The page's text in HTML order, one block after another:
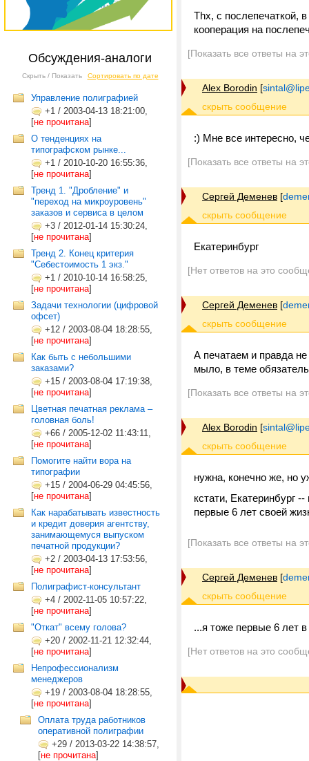
Обсуждения-аналоги
Скрыть / Показать Сортировать по дате
Управление полиграфией
+1 / 2003-04-13 18:21:00,
[не прочитана]
О тенденциях на
типографском рынке...
+1 / 2010-10-20 16:55:36,
[не прочитана]
Тренд 1. "Дробление" и
"переход на микроуровень"
заказов и сервиса в целом
+3 / 2012-01-14 15:30:24,
[не прочитана]
Тренд 2. Конец критерия
"Себестоимость 1 экз."
+1 / 2010-10-14 16:58:25,
[не прочитана]
Задачи технологии (цифровой
офсет)
+12 / 2003-08-04 18:28:55,
[не прочитана]
Как быть с небольшими
заказами?
+15 / 2003-08-04 17:19:38,
[не прочитана]
Цветная печатная реклама –
головная боль!
+66 / 2005-12-02 11:43:11,
[не прочитана]
Помогите найти вора на
типографии
+15 / 2004-06-29 04:45:56,
[не прочитана]
Как нарабатывать известность
и кредит доверия агентству,
занимающемуся выпуском
печатной продукции?
+2 / 2003-04-13 17:53:56,
[не прочитана]
Полиграфист-консультант
+4 / 2002-11-05 10:57:22,
[не прочитана]
"Откат" всему голова?
+20 / 2002-11-21 12:32:44,
[не прочитана]
Непрофессионализм
менеджеров
+19 / 2003-08-04 18:28:55,
[не прочитана]
Оплата труда работников
оперативной полиграфии
+29 / 2013-03-22 14:38:57,
[не прочитана]
Thx, с послепечаткой,
кооперация на
[Показать все ответы на
Alex Borodin [
:) Мне все интересно,
[Показать все ответы на
Сергей Деменев [
Екатеринбург
[Нет ответов на это
Сергей Деменев [
А печатаем и правда
мыло, в теме
[Показать все ответы на
Alex Borodin [
нужна, конечно же, но
кстати, Екатеринбург
первые 6 лет своей
[Показать все ответы на
Сергей Деменев [
...я тоже первые 6 лет
[Нет ответов на это